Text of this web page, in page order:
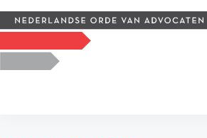
Logo, to the homepage